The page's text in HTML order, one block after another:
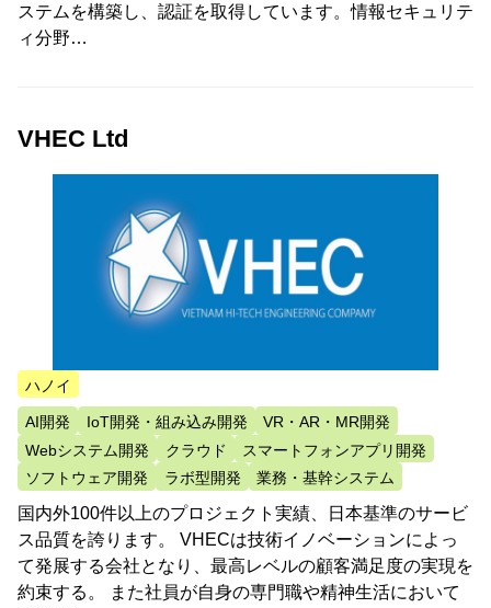
ステムを構築し、認証を取得しています。情報セキュリテ
ィ分野…
VHEC Ltd
ハノイ
AI開発 IoT開発・組み込み開発
VR・AR・MR開発
Webシステム開発
クラウド
スマートフォンアプリ開発
ソフトウェア開発
ラボ型開発 業務・基幹システム
国内外100件以上のプロジェクト実績、日本基準のサービ
ス品質を誇ります。 VHECは技術イノベーションによっ
て発展する会社となり、最高レベルの顧客満足度の実現を
約束する。 また社員が自身の専門職や精神生活において